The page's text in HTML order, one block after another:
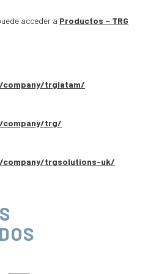
acceder a Productos – TRG
trglatam/
company/trg/
trgsolutions-uk/